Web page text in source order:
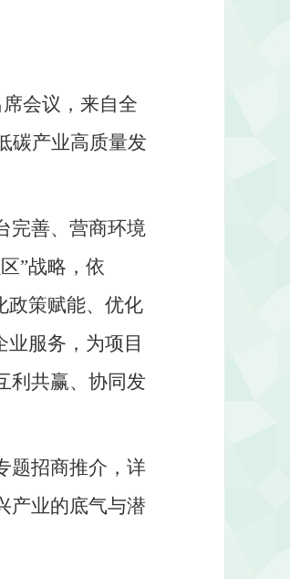
会议，来自全
碳产业高质量发
完善、营商环境
”战略，依
政策赋能、优化
业服务，为项目
利共赢、协同发
题招商推介，详
产业的底气与潜